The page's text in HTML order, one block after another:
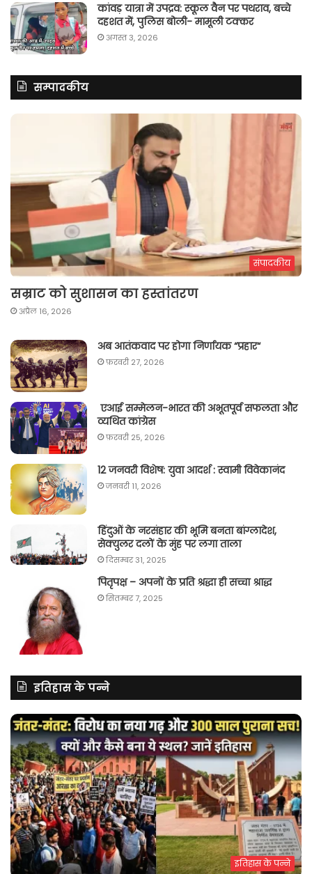
कांवड़ यात्रा में उपद्रव: स्कूल वैन पर पथराव, बच्चे
दहशत में, पुलिस बोली- मामूली टक्कर
अगस्त 3, 2026
सम्पादकीय
संपादकीय
सम्राट को सुशासन का हस्तांतरण
अप्रैल 16, 2026
अब आतंकवाद पर होगा निर्णायक “प्रहार“
फ़रवरी 27, 2026
एआई सम्मेलन-भारत की अभूतपूर्व सफलता और
व्यथित कांग्रेस
फ़रवरी 25, 2026
12 जनवरी विशेष: युवा आदर्श : स्वामी विवेकानंद
जनवरी 11, 2026
हिंदुओं के नरसंहार की भूमि बनता बांग्लादेश,
सेक्युलर दलों के मुंह पर लगा ताला
दिसम्बर 31, 2025
पितृपक्ष – अपनों के प्रति श्रद्धा ही सच्चा श्राद्ध
सितम्बर 7, 2025
इतिहास के पन्ने
इतिहास के पन्ने